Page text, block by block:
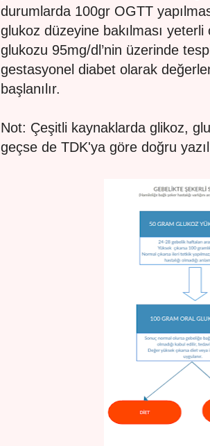
durumlarda 100gr OGTT
glukoz düzeyine bakılması yeterli
glukozu 95mg/dl’nin üzerinde
gestasyonel diabet olarak
başlanılır.
Not: Çeşitli kaynaklarda glikoz,
geçse de TDK'ya göre doğru